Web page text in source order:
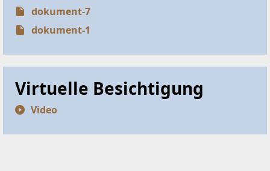
dokument-7
dokument-1
Virtuelle Besichtigung
Video